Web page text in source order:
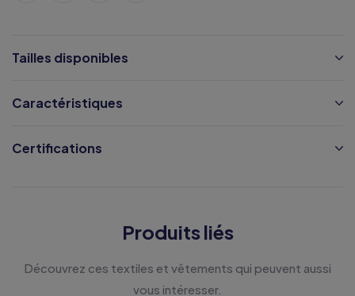
Tailles disponibles
Caractéristiques
Certifications
Produits liés
Découvrez ces textiles et vêtements qui peuvent aussi
vous intéresser.